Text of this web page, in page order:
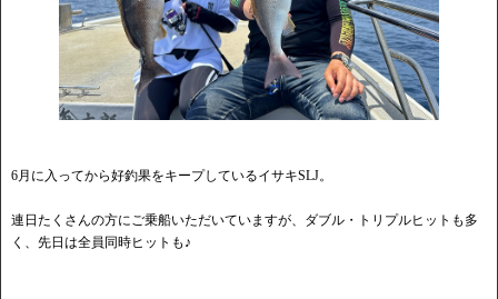
6月に入ってから好釣果をキープしているイサキSLJ。
連日たくさんの方にご乗船いただいていますが、ダブル・トリプルヒットも多
く、先日は全員同時ヒットも♪